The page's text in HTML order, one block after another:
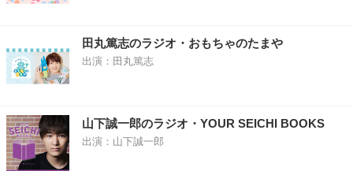
田丸篤志のラジオ・おもちゃのたまや
出演：田丸篤志
山下誠一郎のラジオ・YOUR SEICHI BOOKS
出演：山下誠一郎